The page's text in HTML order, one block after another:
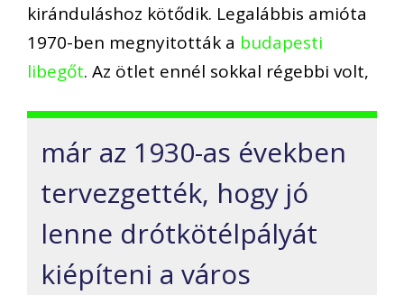
kiránduláshoz kötődik. Legalábbis amióta
1970-ben megnyitották a budapesti
libegőt. Az ötlet ennél sokkal régebbi volt,
már az 1930-as években
tervezgették, hogy jó
lenne drótkötélpályát
kiépíteni a város